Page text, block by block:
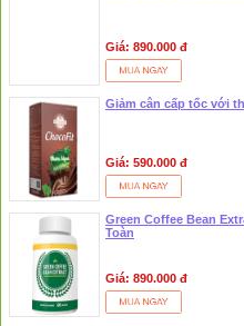
Giá: 890.000 đ
Giảm cân cấp tốc với
Giá: 590.000 đ
Green Coffee Bean
Toàn
Giá: 890.000 đ